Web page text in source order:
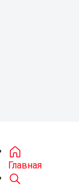
Главная